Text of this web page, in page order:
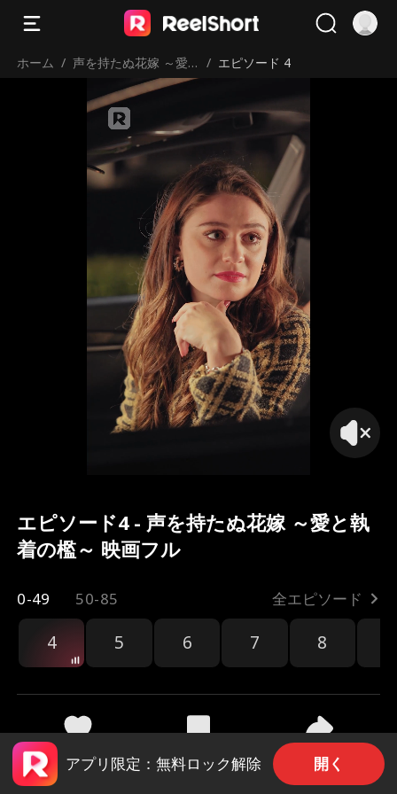
ホーム / 声を持たぬ花嫁 ～愛
と執着の檻～
/ エピソード 4
エピソード4 - 声を持たぬ花嫁 ～愛と執
着の檻～ 映画フル
0-49 50-85 全エピソード
4 5 6 7 8
721 1.3k 共有
アプリ限定：無料ロック解除 開く